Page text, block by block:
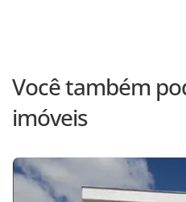
Você também
imóveis